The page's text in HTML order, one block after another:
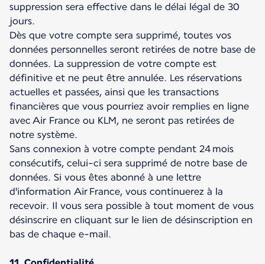
suppression sera effective dans le délai légal de 30
jours.
Dès que votre compte sera supprimé, toutes vos
données personnelles seront retirées de notre base de
données. La suppression de votre compte est
définitive et ne peut être annulée. Les réservations
actuelles et passées, ainsi que les transactions
financières que vous pourriez avoir remplies en ligne
avec Air France ou KLM, ne seront pas retirées de
notre système.
Sans connexion à votre compte pendant 24 mois
consécutifs, celui-ci sera supprimé de notre base de
données. Si vous êtes abonné à une lettre
d'information Air France, vous continuerez à la
recevoir. Il vous sera possible à tout moment de vous
désinscrire en cliquant sur le lien de désinscription en
bas de chaque e-mail.